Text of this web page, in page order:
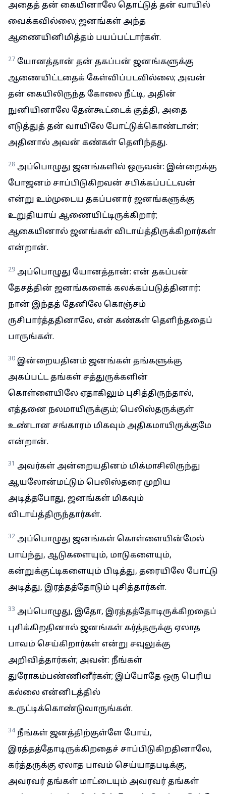
அதைத் தன் கையினாலே தொட்டுத் தன் வாயில்
வைக்கவில்லை; ஜனங்கள் அந்த
ஆணையினிமித்தம் பயப்பட்டார்கள்.
27 யோனத்தான் தன் தகப்பன் ஜனங்களுக்கு
ஆணையிட்டதைக் கேள்விப்படவில்லை; அவன்
தன் கையிலிருந்த கோலை நீட்டி, அதின்
நுனியினாலே தேன்கூட்டைக் குத்தி, அதை
எடுத்துத் தன் வாயிலே போட்டுக்கொண்டான்;
அதினால் அவன் கண்கள் தெளிந்தது.
28 அப்பொழுது ஜனங்களில் ஒருவன்: இன்றைக்கு
போஜனம் சாப்பிடுகிறவன் சபிக்கப்பட்டவன்
என்று உம்முடைய தகப்பனார் ஜனங்களுக்கு
உறுதியாய் ஆணையிட்டிருக்கிறார்;
ஆகையினால் ஜனங்கள் விடாய்த்திருக்கிறார்கள்
என்றான்.
29 அப்பொழுது யோனத்தான்: என் தகப்பன்
தேசத்தின் ஜனங்களைக் கலக்கப்படுத்தினார்:
நான் இந்தத் தேனிலே கொஞ்சம்
ருசிபார்த்ததினாலே, என் கண்கள் தெளிந்ததைப்
பாருங்கள்.
30 இன்றையதினம் ஜனங்கள் தங்களுக்கு
அகப்பட்ட தங்கள் சத்துருக்களின்
கொள்ளையிலே ஏதாகிலும் புசித்திருந்தால்,
எத்தனை நலமாயிருக்கும்; பெலிஸ்தருக்குள்
உண்டான சங்காரம் மிகவும் அதிகமாயிருக்குமே
என்றான்.
31 அவர்கள் அன்றையதினம் மிக்மாசிலிருந்து
ஆயலோன்மட்டும் பெலிஸ்தரை முறிய
அடித்தபோது, ஜனங்கள் மிகவும்
விடாய்த்திருந்தார்கள்.
32 அப்பொழுது ஜனங்கள் கொள்ளையின்மேல்
பாய்ந்து, ஆடுகளையும், மாடுகளையும்,
கன்றுக்குட்டிகளையும் பிடித்து, தரையிலே போட்டு
அடித்து, இரத்தத்தோடும் புசித்தார்கள்.
33 அப்பொழுது, இதோ, இரத்தத்தோடிருக்கிறதைப்
புசிக்கிறதினால் ஜனங்கள் கர்த்தருக்கு ஏலாத
பாவம் செய்கிறார்கள் என்று சவுலுக்கு
அறிவித்தார்கள்; அவன்: நீங்கள்
துரோகம்பண்ணினீர்கள்; இப்போதே ஒரு பெரிய
கல்லை என்னிடத்தில்
உருட்டிக்கொண்டுவாருங்கள்.
34 நீங்கள் ஜனத்திற்குள்ளே போய்,
இரத்தத்தோடிருக்கிறதைச் சாப்பிடுகிறதினாலே,
கர்த்தருக்கு ஏலாத பாவம் செய்யாதபடிக்கு,
அவரவர் தங்கள் மாட்டையும் அவரவர் தங்கள்